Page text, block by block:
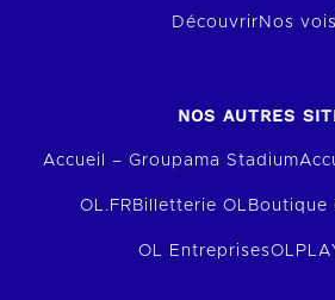
Découvrir Nos
NOS AUTRES
Accueil – Groupama Stadium
OL.FR Billetterie OL Boutique
OL Entreprises